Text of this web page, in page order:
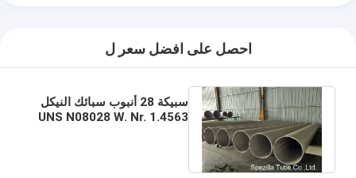
احصل على افضل سعر ل
سبيكة 28 أنبوب سبائك النيكل
UNS N08028 W. Nr. 1.4563